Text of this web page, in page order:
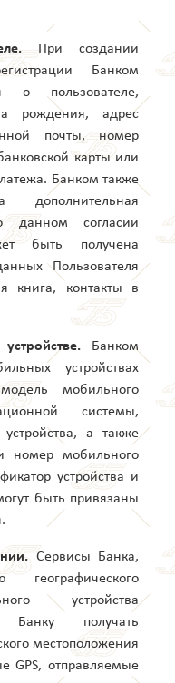
При создании
Банком
о пользователе,
рождения, адрес
почты, номер
карты или
Банком также
данном согласии
быть получена
Пользователя
книга, контакты в
Банком
устройствах
мобильного
системы,
а также
номер мобильного
устройства и
быть привязаны
Сервисы Банка,
устройства
Банку получать
местоположения
GPS, отправляемые